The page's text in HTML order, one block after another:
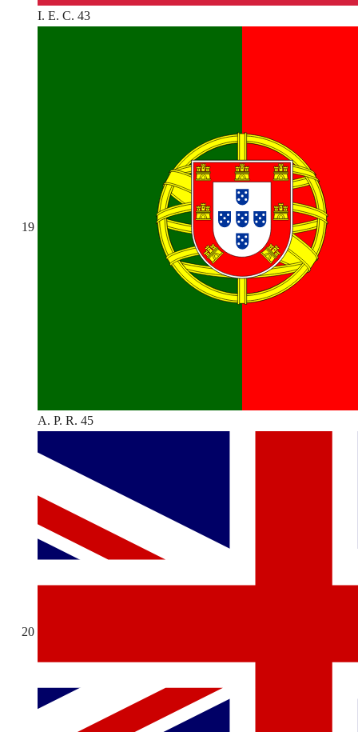
I. E. C. 43
19
A. P. R. 45
20